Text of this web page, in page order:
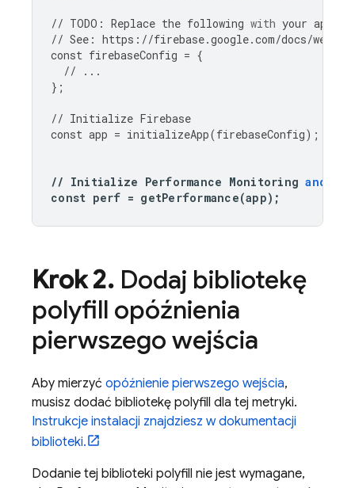
// TODO : Replace the following with your app
// See : https : //firebase.google.com/docs/web
const firebaseConfig = {
//
...
};
// Initialize Firebase
const app = initializeApp(firebaseConfig);
// Initialize Performance Monitoring and
const perf = getPerformance(app);
Krok 2.Dodaj bibliotekę
polyfill opóźnienia
pierwszego wejścia
Aby mierzyć opóźnienie pierwszego wejścia,
musisz dodać bibliotekę polyfill dla tej metryki.
Instrukcje instalacji znajdziesz w dokumentacji
biblioteki.
Dodanie tej biblioteki polyfill nie jest wymagane,